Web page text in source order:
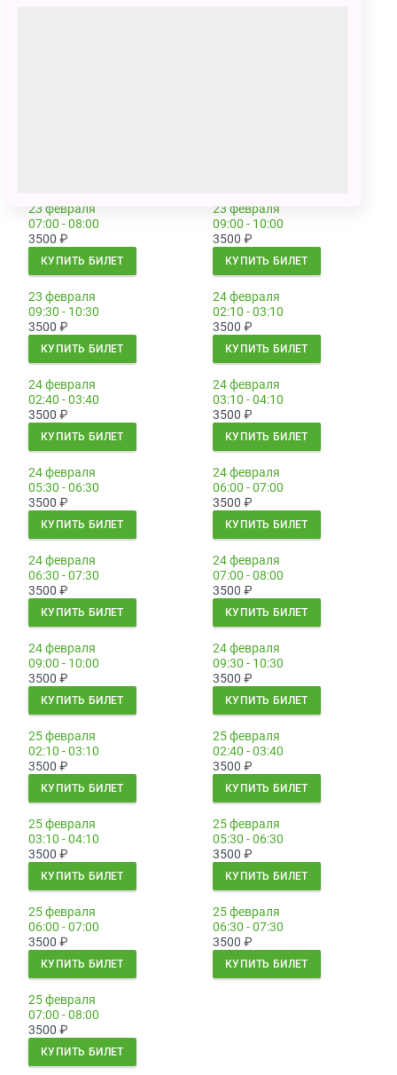
23 февраля
07:00 - 08:00
3500 ₽
КУПИТЬ БИЛЕТ
23 февраля
09:00 - 10:00
3500 ₽
КУПИТЬ БИЛЕТ
23 февраля
09:30 - 10:30
3500 ₽
КУПИТЬ БИЛЕТ
24 февраля
02:10 - 03:10
3500 ₽
КУПИТЬ БИЛЕТ
24 февраля
02:40 - 03:40
3500 ₽
КУПИТЬ БИЛЕТ
24 февраля
03:10 - 04:10
3500 ₽
КУПИТЬ БИЛЕТ
24 февраля
05:30 - 06:30
3500 ₽
КУПИТЬ БИЛЕТ
24 февраля
06:00 - 07:00
3500 ₽
КУПИТЬ БИЛЕТ
24 февраля
06:30 - 07:30
3500 ₽
КУПИТЬ БИЛЕТ
24 февраля
07:00 - 08:00
3500 ₽
КУПИТЬ БИЛЕТ
24 февраля
09:00 - 10:00
3500 ₽
КУПИТЬ БИЛЕТ
24 февраля
09:30 - 10:30
3500 ₽
КУПИТЬ БИЛЕТ
25 февраля
02:10 - 03:10
3500 ₽
КУПИТЬ БИЛЕТ
25 февраля
02:40 - 03:40
3500 ₽
КУПИТЬ БИЛЕТ
25 февраля
03:10 - 04:10
3500 ₽
КУПИТЬ БИЛЕТ
25 февраля
05:30 - 06:30
3500 ₽
КУПИТЬ БИЛЕТ
25 февраля
06:00 - 07:00
3500 ₽
КУПИТЬ БИЛЕТ
25 февраля
06:30 - 07:30
3500 ₽
КУПИТЬ БИЛЕТ
25 февраля
07:00 - 08:00
3500 ₽
КУПИТЬ БИЛЕТ